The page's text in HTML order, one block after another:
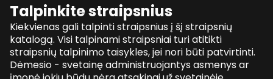
Talpinkite straipsnius
Kiekvienas gali talpinti straipsnius į šį straipsnių
katalogą. Visi talpinami straipsniai turi atitikti
straipsnių talpinimo taisykles, jei nori būti patvirtinti.
Dėmesio - svetainę administruojantys asmenys ar